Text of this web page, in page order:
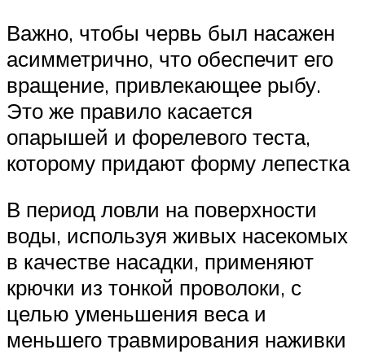
Важно, чтобы червь был насажен
асимметрично, что обеспечит его
вращение, привлекающее рыбу.
Это же правило касается
опарышей и форелевого теста,
которому придают форму лепестка
В период ловли на поверхности
воды, используя живых насекомых
в качестве насадки, применяют
крючки из тонкой проволоки, с
целью уменьшения веса и
меньшего травмирования наживки